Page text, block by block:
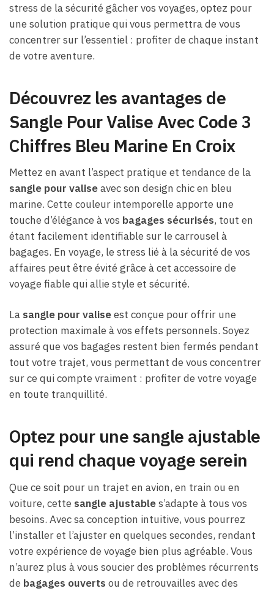
stress de la sécurité gâcher vos voyages, optez pour
une solution pratique qui vous permettra de vous
concentrer sur l’essentiel : profiter de chaque instant
de votre aventure.
Découvrez les avantages de
Sangle Pour Valise Avec Code 3
Chiffres Bleu Marine En Croix
Mettez en avant l’aspect pratique et tendance de la
sangle pour valiseavec son design chic en bleu
marine. Cette couleur intemporelle apporte une
touche d’élégance à vos bagages sécurisés, tout en
étant facilement identifiable sur le carrousel à
bagages. En voyage, le stress lié à la sécurité de vos
affaires peut être évité grâce à cet accessoire de
voyage fiable qui allie style et sécurité.
La sangle pour valiseest conçue pour offrir une
protection maximale à vos effets personnels. Soyez
assuré que vos bagages restent bien fermés pendant
tout votre trajet, vous permettant de vous concentrer
sur ce qui compte vraiment : profiter de votre voyage
en toute tranquillité.
Optez pour une sangle ajustable
qui rend chaque voyage serein
Que ce soit pour un trajet en avion, en train ou en
voiture, cette sangle ajustables’adapte à tous vos
besoins. Avec sa conception intuitive, vous pourrez
l’installer et l’ajuster en quelques secondes, rendant
votre expérience de voyage bien plus agréable. Vous
n’aurez plus à vous soucier des problèmes récurrents
de bagages ouverts ou de retrouvailles avec des